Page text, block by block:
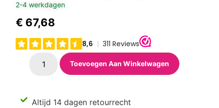
2-4 werkdagen
€ 67,68
Toevoegen Aan Winkelwagen
Altijd 14 dagen retourrecht